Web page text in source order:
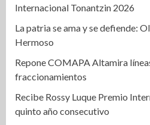
Internacional Tonantzin 2026
La patria se ama y se defiende:
Hermoso
Repone COMAPA Altamira
fraccionamientos
Recibe Rossy Luque Premio
quinto año consecutivo